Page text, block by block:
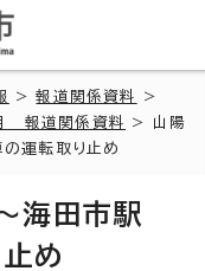
>報道関係資料
>
報道関係資料
> 山陽
の運転取り止め
海田市駅
め